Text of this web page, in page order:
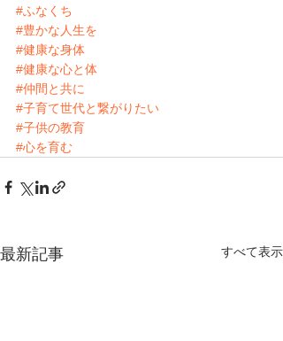
#ふなくち
#豊かな人生を
#健康な身体
#健康な心と体
#仲間と共に
#子育て世代と繋がりたい
#子供の教育
#心を育む
最新記事 すべて表示